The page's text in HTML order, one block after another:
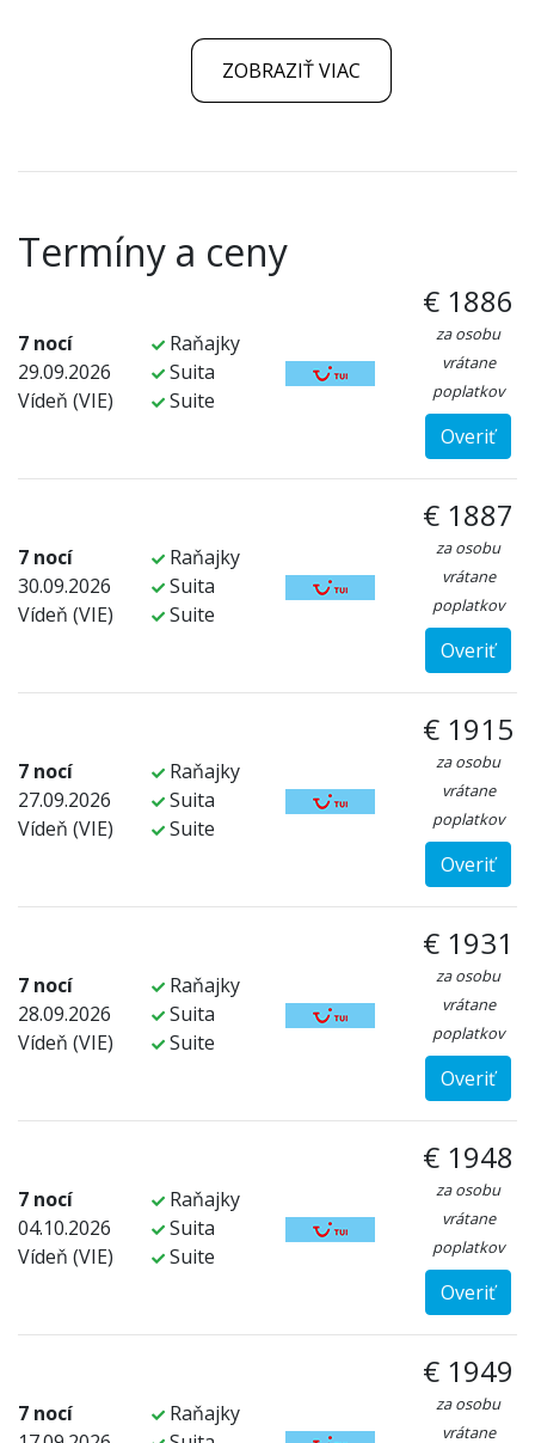
ZOBRAZIŤ VIAC
Termíny a ceny
7 nocí
29.09.2026
Vídeň (VIE)
Raňajky
Suita
Suite
€ 1886
za osobu
vrátane
poplatkov
Overiť
7 nocí
30.09.2026
Vídeň (VIE)
Raňajky
Suita
Suite
€ 1887
za osobu
vrátane
poplatkov
Overiť
7 nocí
27.09.2026
Vídeň (VIE)
Raňajky
Suita
Suite
€ 1915
za osobu
vrátane
poplatkov
Overiť
7 nocí
28.09.2026
Vídeň (VIE)
Raňajky
Suita
Suite
€ 1931
za osobu
vrátane
poplatkov
Overiť
7 nocí
04.10.2026
Vídeň (VIE)
Raňajky
Suita
Suite
€ 1948
za osobu
vrátane
poplatkov
Overiť
7 nocí
Raňajky
€ 1949
za osobu
vrátane